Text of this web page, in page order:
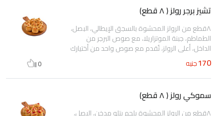
تشيز برجر رولز ( ٨ قطع)
٨قطع من الرولز المحشوة بالسجق الإيطالي، البصل،
الطماطم، جبنة الموتزاريلا، مع صوص البرجر من
الداخل، أعلي الرولز، تُقدم مع صوص واحد من أختيارك
170جنيه 0
سموكي رولز ( ٨ قطع)
٨قطع من الرولز المحشوة بلحم بتلو مدخن، البصل،